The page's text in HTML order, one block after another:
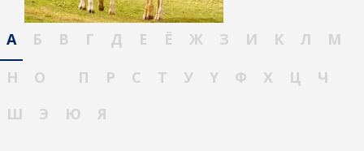
А Б В Г Д Е Ё Ж З И К Л
М
Н
О П Р С Т У Ү Ф Х Ц
Ч
Ш
Э Ю Я